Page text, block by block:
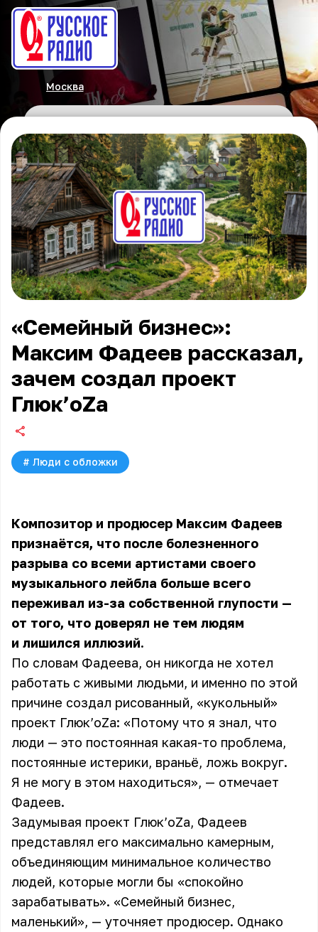
Москва
«Семейный бизнес»:
Максим Фадеев рассказал,
зачем создал проект
Глюк’oZa
# Люди с обложки
Композитор и продюсер Максим Фадеев
признаётся, что после болезненного
разрыва со всеми артистами своего
музыкального лейбла больше всего
переживал из-за собственной глупости —
от того, что доверял не тем людям
и лишился иллюзий.
По словам Фадеева, он никогда не хотел
работать с живыми людьми, и именно по этой
причине создал рисованный, «кукольный»
проект Глюк’oZa: «Потому что я знал, что
люди — это постоянная какая-то проблема,
постоянные истерики, враньё, ложь вокруг.
Я не могу в этом находиться», — отмечает
Фадеев.
Задумывая проект Глюк’oZa, Фадеев
представлял его максимально камерным,
объединяющим минимальное количество
людей, которые могли бы «спокойно
зарабатывать». «Семейный бизнес,
маленький», — уточняет продюсер. Однако